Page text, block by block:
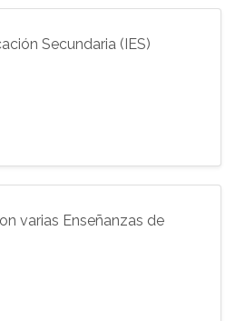
Secundaria (IES)
varias Enseñanzas de